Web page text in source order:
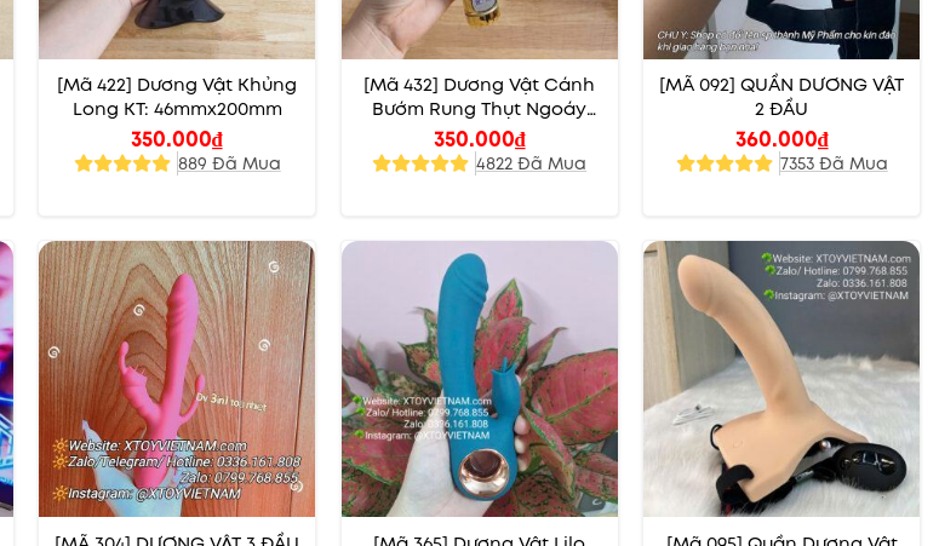
[Mã 422] Dương Vật Khủng
Long KT: 46mmx200mm
350.000₫
889 Đã Mua
[Mã 432] Dương Vật Cánh
Bướm Rung Thụt Ngoáy
Xoay
350.000₫
4822 Đã Mua
[MÃ 092] QUẦN DƯƠNG VẬT
2 ĐẦU
360.000₫
7353 Đã Mua